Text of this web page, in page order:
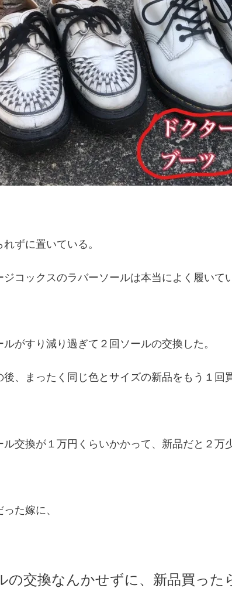
れずに置いている。
ジコックスのラバーソールは本当によく履いて
ルがすり減り過ぎて２回ソールの交換した。
後、まったく同じ色とサイズの新品をもう１回
ル交換が１万円くらいかかって、新品だと２万
た嫁に、
の交換なんかせずに、新品買った